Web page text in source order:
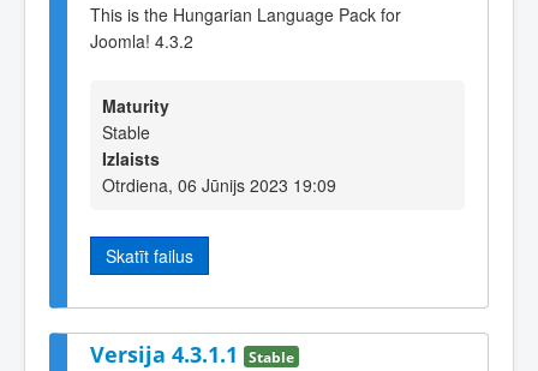
This is the Hungarian Language Pack for
Joomla! 4.3.2
Maturity
Stable
Izlaists
Otrdiena, 06 Jūnijs 2023 19:09
Skatīt failus
Versija 4.3.1.1 Stable